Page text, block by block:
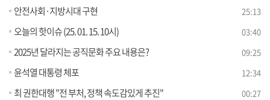
안전사회·지방시대 구현 25:13
오늘의 핫이슈 (25. 01. 15. 10시) 03:40
2025년 달라지는 공직문화 주요 내용은? 09:25
윤석열 대통령 체포 12:34
최 권한대행 "전 부처, 정책 속도감있게 추진" 00:27